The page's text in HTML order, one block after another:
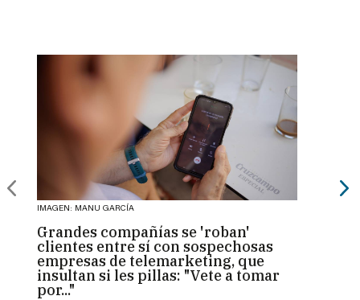
IMAGEN: MANU GARCÍA
Grandes compañías se 'roban'
clientes entre sí con sospechosas
empresas de telemarketing, que
insultan si les pillas: "Vete a tomar
por..."